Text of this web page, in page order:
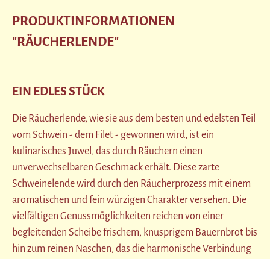
PRODUKTINFORMATIONEN
"RÄUCHERLENDE"
EIN EDLES STÜCK
Die Räucherlende, wie sie aus dem besten und edelsten Teil
vom Schwein - dem Filet - gewonnen wird, ist ein
kulinarisches Juwel, das durch Räuchern einen
unverwechselbaren Geschmack erhält. Diese zarte
Schweinelende wird durch den Räucherprozess mit einem
aromatischen und fein würzigen Charakter versehen. Die
vielfältigen Genussmöglichkeiten reichen von einer
begleitenden Scheibe frischem, knusprigem Bauernbrot bis
hin zum reinen Naschen, das die harmonische Verbindung